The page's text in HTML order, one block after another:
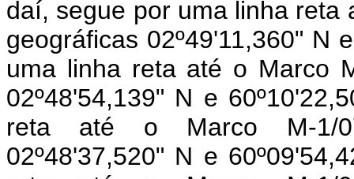
daí, segue por uma linha reta
geográficas 02º49'11,360" N
uma linha reta até o Marco
02º48'54,139" N e
reta até o Marco M-1/
02º48'37,520" N e